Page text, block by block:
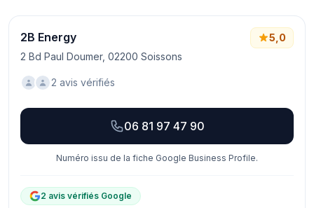
2B Energy
2 Bd Paul Doumer, 02200 Soissons
5,0
2 avis vérifiés
06 81 97 47 90
Numéro issu de la fiche Google Business Profile.
2 avis vérifiés Google